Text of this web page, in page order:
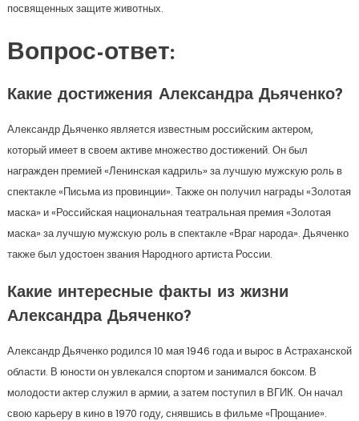
посвященных защите животных.
Вопрос-ответ:
Какие достижения Александра Дьяченко?
Александр Дьяченко является известным российским актером,
который имеет в своем активе множество достижений. Он был
награжден премией «Ленинская кадриль» за лучшую мужскую роль в
спектакле «Письма из провинции». Также он получил награды «Золотая
маска» и «Российская национальная театральная премия «Золотая
маска» за лучшую мужскую роль в спектакле «Враг народа». Дьяченко
также был удостоен звания Народного артиста России.
Какие интересные факты из жизни
Александра Дьяченко?
Александр Дьяченко родился 10 мая 1946 года и вырос в Астраханской
области. В юности он увлекался спортом и занимался боксом. В
молодости актер служил в армии, а затем поступил в ВГИК. Он начал
свою карьеру в кино в 1970 году, снявшись в фильме «Прощание».